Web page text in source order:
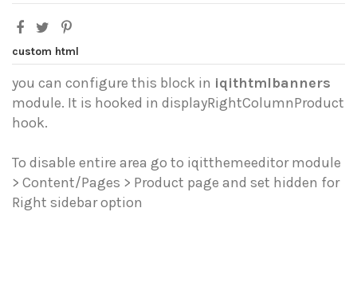
custom html
you can configure this block in iqithtmlbanners
module. It is hooked in displayRightColumnProduct
hook.
To disable entire area go to iqitthemeeditor module
> Content/Pages > Product page and set hidden for
Right sidebar option